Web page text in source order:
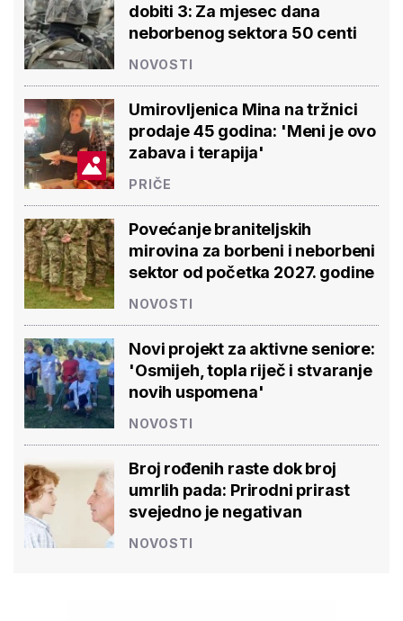
dobiti 3: Za mjesec dana
neborbenog sektora 50 centi
NOVOSTI
Umirovljenica Mina na tržnici
prodaje 45 godina: 'Meni je ovo
zabava i terapija'
PRIČE
Povećanje braniteljskih
mirovina za borbeni i neborbeni
sektor od početka 2027. godine
NOVOSTI
Novi projekt za aktivne seniore:
'Osmijeh, topla riječ i stvaranje
novih uspomena'
NOVOSTI
Broj rođenih raste dok broj
umrlih pada: Prirodni prirast
svejedno je negativan
NOVOSTI